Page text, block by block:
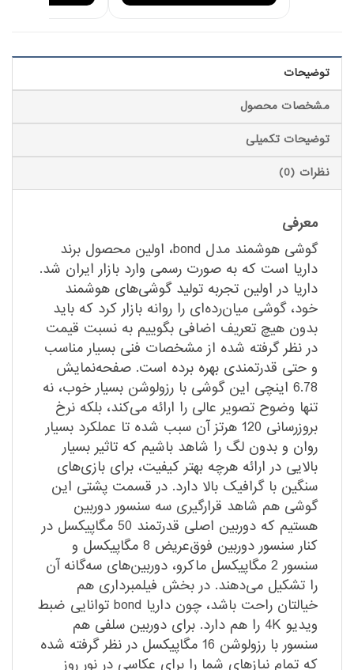
توضیحات
مشخصات محصول
توضیحات تکمیلی
نظرات (0)
معرفی
گوشی هوشمند مدل bond، اولین محصول برند
داریا است که به صورت رسمی وارد بازار ایران شد.
داریا در اولین تجربه تولید گوشی‌های هوشمند
خود، گوشی میان‌رده‌ای را روانه بازار کرد که باید
بدون هیچ تعریف اضافی بگوییم به نسبت قیمت
در نظر گرفته شده از مشخصات فنی بسیار مناسب
و حتی قدرتمندی بهره برده است. صفحه‌نمایش
6.78 اینچی این گوشی با رزولوشن بسیار خوب، نه
تنها وضوح تصویر عالی را ارائه می‌کند، بلکه نرخ
بروزرسانی 120 هرتز آن سبب شده تا عملکرد بسیار
روان و بدون لگ را شاهد باشیم که تاثیر بسیار
بالایی در ارائه هرچه بهتر کیفیت، برای بازی‌های
سنگین با گرافیک بالا دارد. در قسمت پشتی این
گوشی هم شاهد قرارگیری سه سنسور دوربین
هستیم که دوربین اصلی قدرتمند 50 مگاپیکسل در
کنار سنسور دوربین فوق‌عریض 8 مگاپیکسل و
سنسور 2 مگاپیکسل ماکرو، دوربین‌های سه‌گانه آن
را تشکیل می‌دهند. در بخش فیلمبرداری هم
خیالتان راحت باشد، چون داریا bond توانایی ضبط
ویدیو 4K را هم دارد. برای دوربین سلفی هم
سنسور با رزولوشن 16 مگاپیکسل در نظر گرفته شده
که تمام نیاز‌های شما را برای عکاسی در نور روز